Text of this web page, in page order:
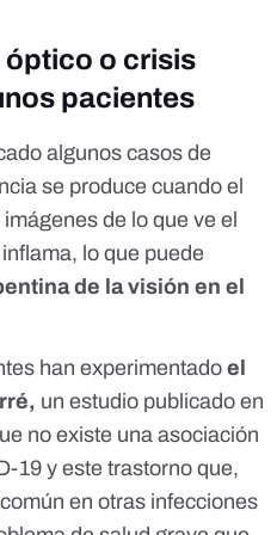
óptico o crisis
pacientes
algunos casos de
se produce cuando el
de lo que ve el
lo que puede
de la visión en el
han experimentado el
, un estudio publicado en
no existe una asociación
19 y este trastorno que,
en otras infecciones